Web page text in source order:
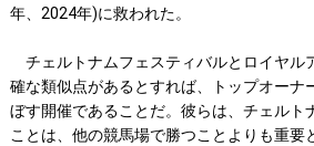
年、2024年)に救われた。
チェルトナムフェスティバルとロイヤル
確な類似点があるとすれば、トップオーナ
ぼす開催であることだ。彼らは、チェルト
ことは、他の競馬場で勝つことよりも重要